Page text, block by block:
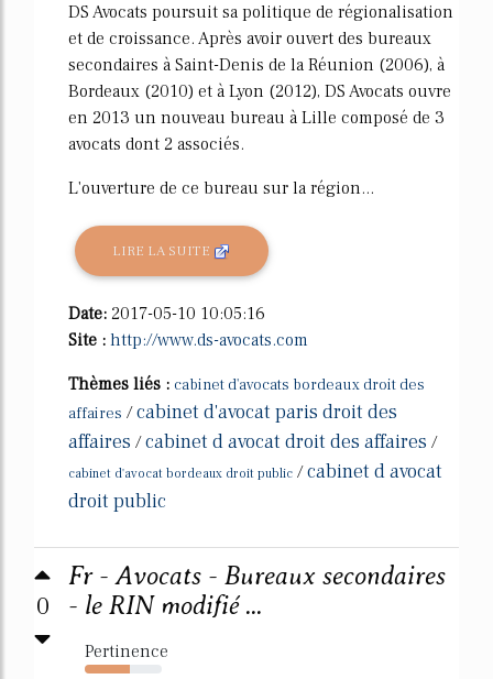
DS Avocats poursuit sa politique de régionalisation
et de croissance. Après avoir ouvert des bureaux
secondaires à Saint-Denis de la Réunion (2006), à
Bordeaux (2010) et à Lyon (2012), DS Avocats ouvre
en 2013 un nouveau bureau à Lille composé de 3
avocats dont 2 associés.
L'ouverture de ce bureau sur la région...
LIRE LA SUITE
Date: 2017-05-10 10:05:16
Site : http://www.ds-avocats.com
Thèmes liés : cabinet d'avocats bordeaux droit des
affaires /cabinet d'avocat paris droit des
affaires /cabinet d avocat droit des affaires /
cabinet d'avocat bordeaux droit public /cabinet d avocat
droit public
0
Fr - Avocats - Bureaux secondaires
- le RIN modifié ...
Pertinence